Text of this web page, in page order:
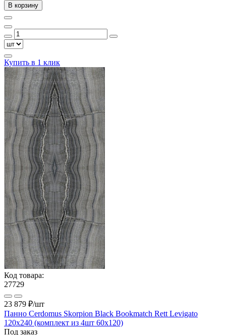
В корзину
Купить в 1 клик
Код товара:
27729
23 879 ₽/шт
Панно Cerdomus Skorpion Black Bookmatch Rett Levigato
120x240 (комплект из 4шт 60х120)
Под заказ